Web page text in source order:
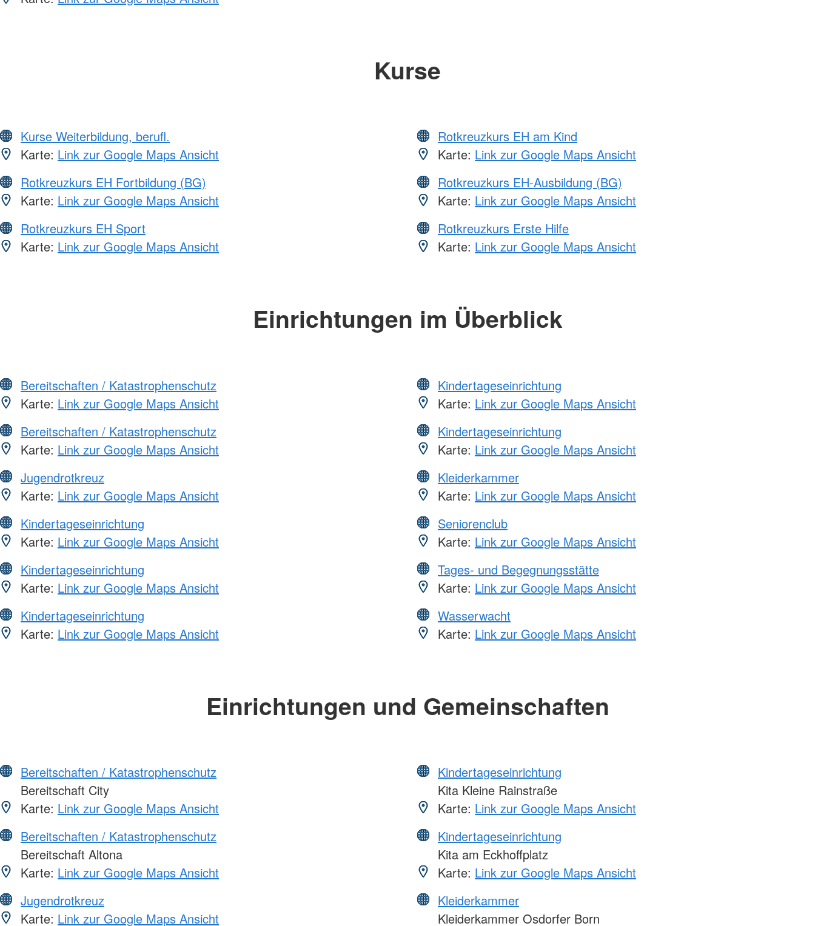
Kurse
Kurse Weiterbildung, berufl.
Karte: Link zur Google Maps Ansicht
Rotkreuzkurs EH Fortbildung (BG)
Karte: Link zur Google Maps Ansicht
Rotkreuzkurs EH Sport
Karte: Link zur Google Maps Ansicht
Rotkreuzkurs EH am Kind
Karte: Link zur Google Maps Ansicht
Rotkreuzkurs EH-Ausbildung (BG)
Karte: Link zur Google Maps Ansicht
Rotkreuzkurs Erste Hilfe
Karte: Link zur Google Maps Ansicht
Einrichtungen im Überblick
Bereitschaften / Katastrophenschutz
Karte: Link zur Google Maps Ansicht
Bereitschaften / Katastrophenschutz
Karte: Link zur Google Maps Ansicht
Jugendrotkreuz
Karte: Link zur Google Maps Ansicht
Kindertageseinrichtung
Karte: Link zur Google Maps Ansicht
Kindertageseinrichtung
Karte: Link zur Google Maps Ansicht
Kindertageseinrichtung
Karte: Link zur Google Maps Ansicht
Kindertageseinrichtung
Karte: Link zur Google Maps Ansicht
Kindertageseinrichtung
Karte: Link zur Google Maps Ansicht
Kleiderkammer
Karte: Link zur Google Maps Ansicht
Seniorenclub
Karte: Link zur Google Maps Ansicht
Tages- und Begegnungsstätte
Karte: Link zur Google Maps Ansicht
Wasserwacht
Karte: Link zur Google Maps Ansicht
Einrichtungen und Gemeinschaften
Bereitschaften / Katastrophenschutz
Bereitschaft City
Karte: Link zur Google Maps Ansicht
Bereitschaften / Katastrophenschutz
Bereitschaft Altona
Karte: Link zur Google Maps Ansicht
Jugendrotkreuz
Karte: Link zur Google Maps Ansicht
Kindertageseinrichtung
Kita Kleine Rainstraße
Karte: Link zur Google Maps Ansicht
Kindertageseinrichtung
Kita am Eckhoffplatz
Karte: Link zur Google Maps Ansicht
Kleiderkammer
Kleiderkammer Osdorfer Born